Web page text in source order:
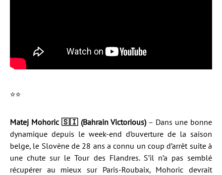
⭐️⭐️
Matej Mohoric 🇸🇮 (Bahrain Victorious)– Dans une bonne
dynamique depuis le week-end d’ouverture de la saison
belge, le Slovène de 28 ans a connu un coup d’arrêt suite à
une chute sur le Tour des Flandres. S’il n’a pas semblé
récupérer au mieux sur Paris-Roubaix, Mohoric devrait